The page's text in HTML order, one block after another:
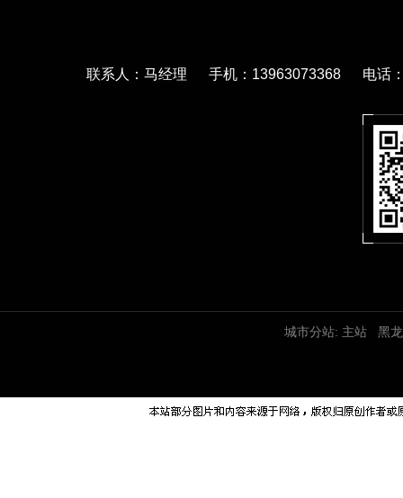
联系人：马经理 手机：13963073368 电话
城市分站: 主站 黑